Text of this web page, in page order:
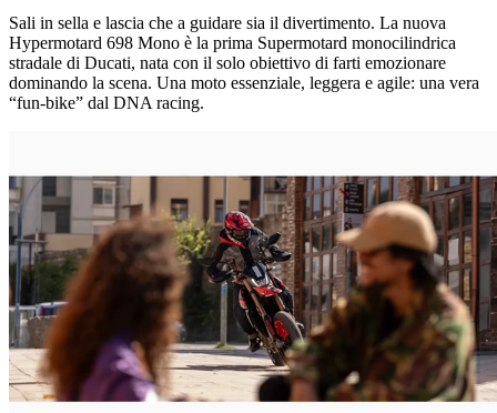
Sali in sella e lascia che a guidare sia il divertimento. La nuova
Hypermotard 698 Mono è la prima Supermotard monocilindrica
stradale di Ducati, nata con il solo obiettivo di farti emozionare
dominando la scena. Una moto essenziale, leggera e agile: una vera
“fun-bike” dal DNA racing.